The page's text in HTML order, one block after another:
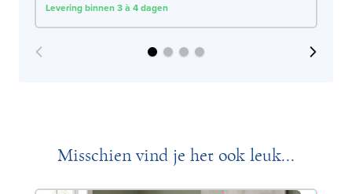
Levering binnen 3 à 4 dagen
Misschien vind je het ook leuk...